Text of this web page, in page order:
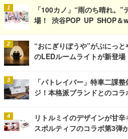
「100カノ」“雨のち晴れ。
場！ 渋谷POP UP SHOP＆
“おにぎりぼうや”がぷにっ
のLEDルームライトが新登場
「パトレイバー」特車二課
ジ！本格派ブランドとのコ
リトルミイのデザインが甘
スポルティフのコラボ第3弾